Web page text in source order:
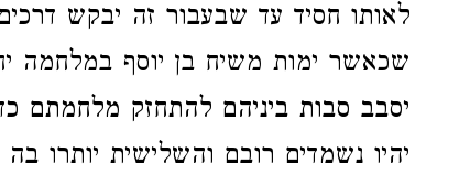
לאותו חסיד עד שבעבור זה יבקש
שכאשר ימות משיח בן יוסף במלחמה
יסבב סבות ביניהם להתחזק מלחמתם
יהיו נשמדים רובם והשלישית יותרו בה